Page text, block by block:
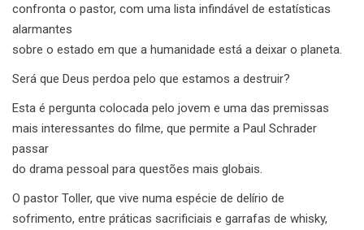
confronta o pastor, com uma lista infindável de estatísticas
alarmantes
sobre o estado em que a humanidade está a deixar o planeta.
Será que Deus perdoa pelo que estamos a destruir?
Esta é pergunta colocada pelo jovem e uma das premissas
mais interessantes do filme, que permite a Paul Schrader
passar
do drama pessoal para questões mais globais.
O pastor Toller, que vive numa espécie de delírio de
sofrimento, entre práticas sacrificiais e garrafas de whisky,